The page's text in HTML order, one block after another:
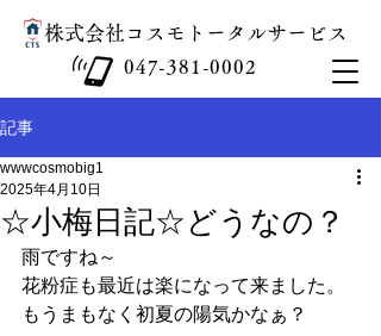
​株式会社コスモトータルサービス
047-381-0002
記事
☆小梅日記☆どうなの？
wwwcosmobig1
2025年4月10日
雨ですね～
花粉症も最近は楽になって来ました。
もうまもなく初夏の陽気かなぁ？